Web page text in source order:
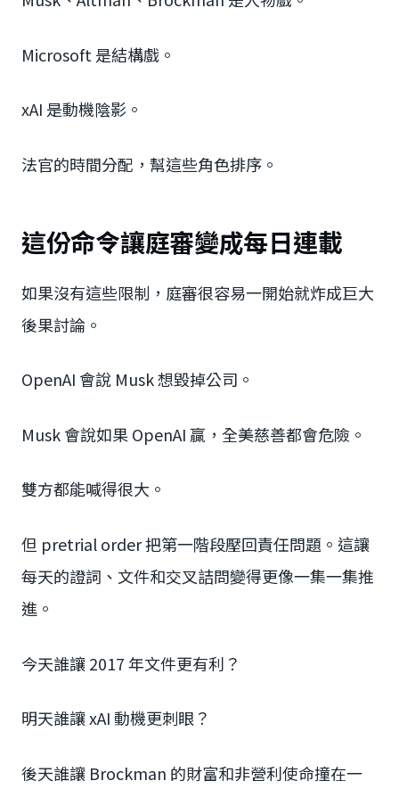
Microsoft 是結構戲。
xAI 是動機陰影。
法官的時間分配，幫這些角色排序。
這份命令讓庭審變成每日連載
如果沒有這些限制，庭審很容易一開始就炸成巨大
後果討論。
OpenAI 會說 Musk 想毀掉公司。
Musk 會說如果 OpenAI 贏，全美慈善都會危險。
雙方都能喊得很大。
但 pretrial order 把第一階段壓回責任問題。這讓
每天的證詞、文件和交叉詰問變得更像一集一集推
進。
今天誰讓 2017 年文件更有利？
明天誰讓 xAI 動機更刺眼？
後天誰讓 Brockman 的財富和非營利使命撞在一